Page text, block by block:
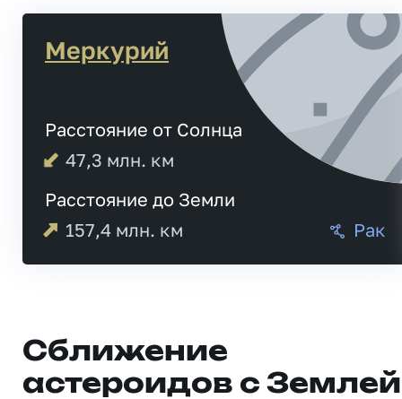
Меркурий
Расстояние от Солнца
47,3 млн. км
Расстояние до Земли
157,4 млн. км Рак
Сближение
астероидов с Землей